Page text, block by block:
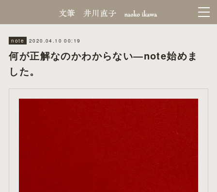
note 2020.04.10 00:19
何が正解なのかわからない―note始めま
した。